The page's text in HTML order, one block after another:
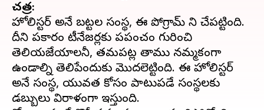
చరిత్ర:
హోలిస్టర్ అనే బట్టల సంస్థ, ఈ ప్రోగ్రామ్ ని చేపట్టింది.
దీని ప్రకారం టీనేజర్లకు ప్రపంచం గురించి
తెలియజేయాలనీ, తమపట్ల తాము నమ్మకంగా
ఉండాల్ని తెలిపేందుకు మొదలెట్టింది. ఈ హోలిస్టర్
అనే సంస్థ, యువత కోసం పాటుపడే సంస్థలకు
డబ్బులు విరాళంగా ఇస్తుంది.